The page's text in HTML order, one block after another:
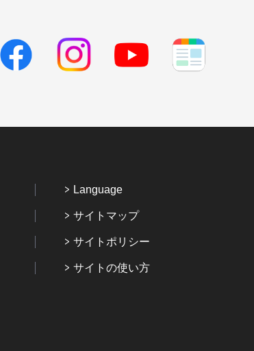
Language
サイトマップ
サイトポリシー
サイトの使い方